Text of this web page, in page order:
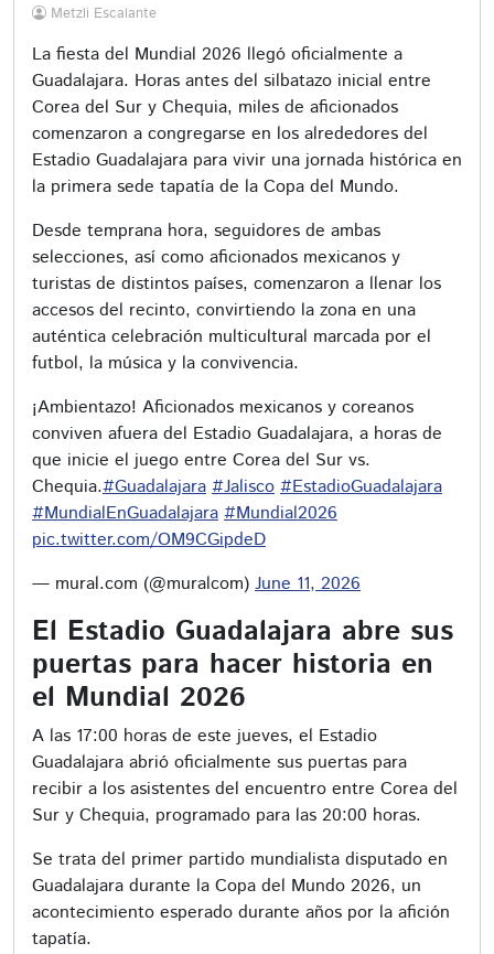
Metzli Escalante
La fiesta del Mundial 2026 llegó oficialmente a
Guadalajara. Horas antes del silbatazo inicial entre
Corea del Sur y Chequia, miles de aficionados
comenzaron a congregarse en los alrededores del
Estadio Guadalajara para vivir una jornada histórica en
la primera sede tapatía de la Copa del Mundo.
Desde temprana hora, seguidores de ambas
selecciones, así como aficionados mexicanos y
turistas de distintos países, comenzaron a llenar los
accesos del recinto, convirtiendo la zona en una
auténtica celebración multicultural marcada por el
futbol, la música y la convivencia.
¡Ambientazo! Aficionados mexicanos y coreanos
conviven afuera del Estadio Guadalajara, a horas de
que inicie el juego entre Corea del Sur vs.
Chequia.#Guadalajara #Jalisco #EstadioGuadalajara
#MundialEnGuadalajara #Mundial2026
pic.twitter.com/OM9CGipdeD
— mural.com (@muralcom) June 11, 2026
El Estadio Guadalajara abre sus
puertas para hacer historia en
el Mundial 2026
A las 17:00 horas de este jueves, el Estadio
Guadalajara abrió oficialmente sus puertas para
recibir a los asistentes del encuentro entre Corea del
Sur y Chequia, programado para las 20:00 horas.
Se trata del primer partido mundialista disputado en
Guadalajara durante la Copa del Mundo 2026, un
acontecimiento esperado durante años por la afición
tapatía.